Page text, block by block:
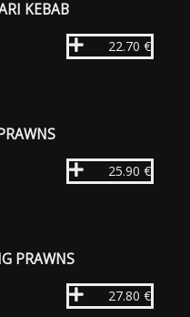
KEBAB
22.70 €
25.90 €
PRAWNS
27.80 €